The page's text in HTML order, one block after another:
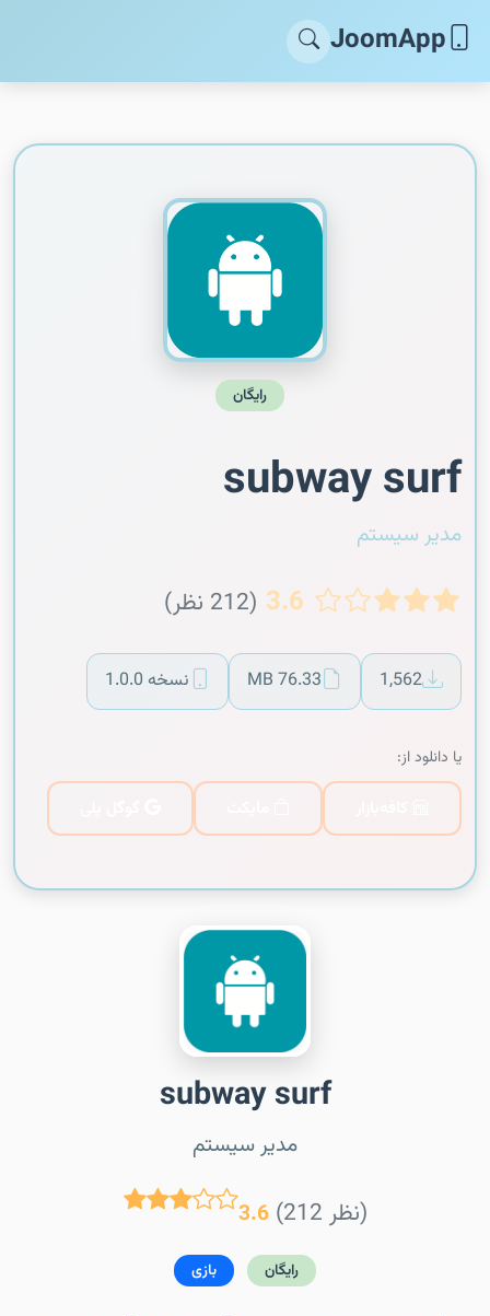
JoomApp
رایگان
subway surf
مدیر سیستم
3.6 (212 نظر)
1,562
76.33 MB نسخه 1.0.0
یا دانلود از:
subway surf
مدیر سیستم
3.6 (212 نظر)
رایگان بازی